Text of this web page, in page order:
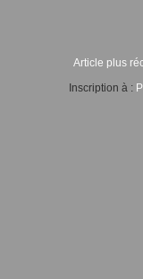
Article plus
Inscription à :